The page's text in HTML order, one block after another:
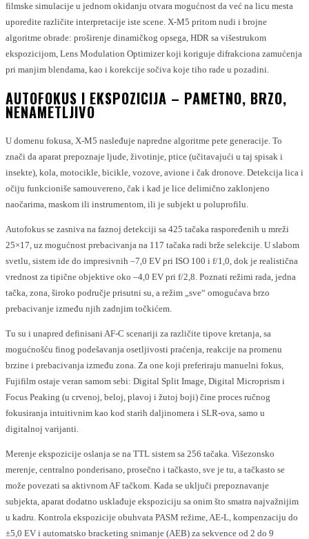
filmske simulacije u jednom okidanju otvara mogućnost da već na licu mesta
uporedite različite interpretacije iste scene. X-M5 pritom nudi i brojne
algoritme obrade: proširenje dinamičkog opsega, HDR sa višestrukom
ekspozicijom, Lens Modulation Optimizer koji koriguje difrakciona zamućenja
pri manjim blendama, kao i korekcije sočiva koje tiho rade u pozadini.
AUTOFOKUS I EKSPOZICIJA – PAMETNO, BRZO,
NENAMETLJIVO
U domenu fokusa, X-M5 nasleđuje napredne algoritme pete generacije. To
znači da aparat prepoznaje ljude, životinje, ptice (učitavajući u taj spisak i
insekte), kola, motocikle, bicikle, vozove, avione i čak dronove. Detekcija lica i
očiju funkcioniše samouvereno, čak i kad je lice delimično zaklonjeno
naočarima, maskom ili instrumentom, ili je subjekt u poluprofilu.
Autofokus se zasniva na faznoj detekciji sa 425 tačaka raspoređenih u mreži
25×17, uz mogućnost prebacivanja na 117 tačaka radi brže selekcije. U slabom
svetlu, sistem ide do impresivnih –7,0 EV pri ISO 100 i f/1,0, dok je realistična
vrednost za tipične objektive oko –4,0 EV pri f/2,8. Poznati režimi rada, jedna
tačka, zona, široko područje prisutni su, a režim „sve“ omogućava brzo
prebacivanje između njih zadnjim točkićem.
Tu su i unapred definisani AF-C scenariji za različite tipove kretanja, sa
mogućnošću finog podešavanja osetljivosti praćenja, reakcije na promenu
brzine i prebacivanja između zona. Za one koji preferiraju manuelni fokus,
Fujifilm ostaje veran samom sebi: Digital Split Image, Digital Microprism i
Focus Peaking (u crvenoj, beloj, plavoj i žutoj boji) čine proces ručnog
fokusiranja intuitivnim kao kod starih daljinomera i SLR-ova, samo u
digitalnoj varijanti.
Merenje ekspozicije oslanja se na TTL sistem sa 256 tačaka. Višezonsko
merenje, centralno ponderisano, prosečno i tačkasto, sve je tu, a tačkasto se
može povezati sa aktivnom AF tačkom. Kada se uključi prepoznavanje
subjekta, aparat dodatno usklađuje ekspoziciju sa onim što smatra najvažnijim
u kadru. Kontrola ekspozicije obuhvata PASM režime, AE-L, kompenzaciju do
±5,0 EV i automatsko bracketing snimanje (AEB) za sekvence od 2 do 9